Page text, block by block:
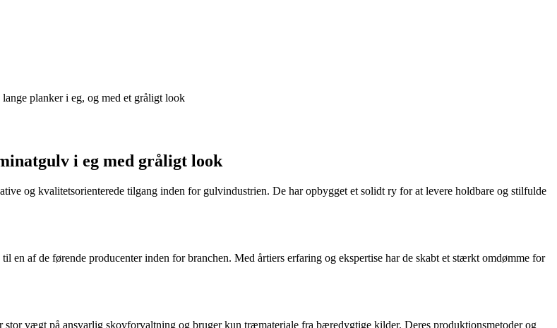
planker i eg, og med et gråligt look
i eg med gråligt look
og kvalitetsorienterede tilgang inden for gulvindustrien. De har opbygget et solidt ry for at levere holdbare og stilfulde
af de førende producenter inden for branchen. Med årtiers erfaring og ekspertise har de skabt et stærkt omdømme for
vægt på ansvarlig skovforvaltning og bruger kun træmateriale fra bæredygtige kilder. Deres produktionsmetoder og